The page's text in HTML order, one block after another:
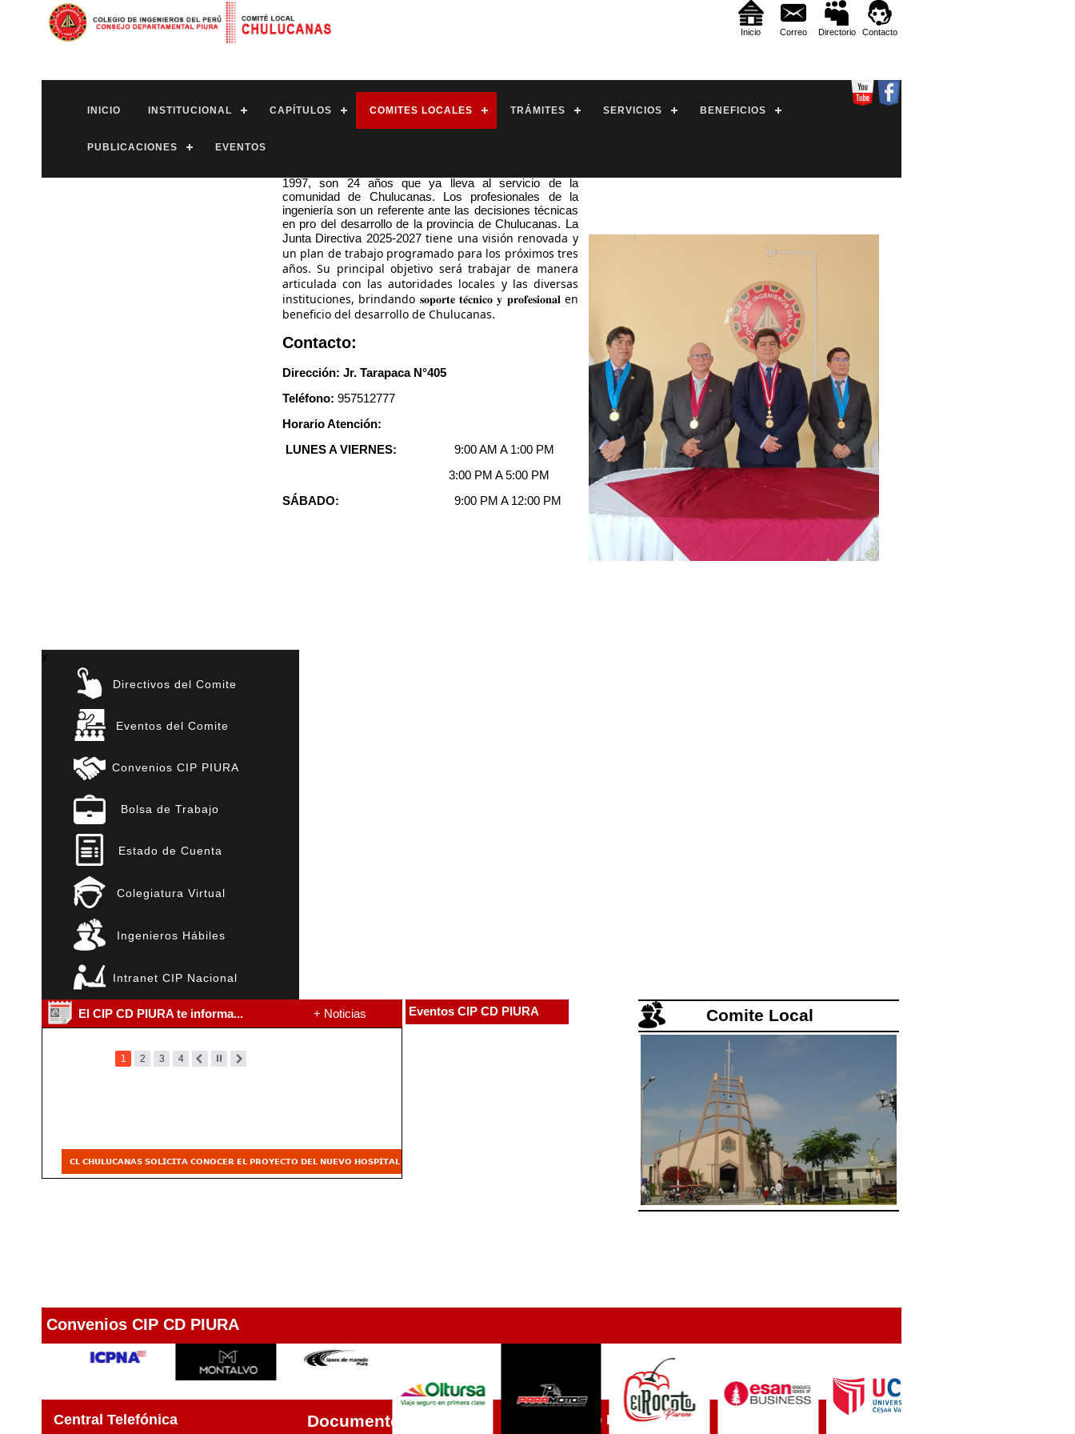
Contacto
Directorio
Correo
Inicio
INICIO INSTITUCIONAL CAPÍTULOS COMITES LOCALES TRÁMITES SERVICIOS BENEFICIOS
PUBLICACIONES EVENTOS
1997, son 24 años que ya lleva al servicio de la
comunidad de Chulucanas. Los profesionales de la
ingeniería son un referente ante las decisiones técnicas
en pro del desarrollo de la provincia de Chulucanas. La
Junta Directiva 2025-2027tiene una visión renovada y
un plan de trabajo programado para los próximos tres
años. Su principal objetivo será trabajar de manera
articulada con las autoridades locales y las diversas
instituciones, brindando 𝐬𝐨𝐩𝐨𝐫𝐭𝐞 𝐭𝐞́𝐜𝐧𝐢𝐜𝐨 𝐲 𝐩𝐫𝐨𝐟𝐞𝐬𝐢𝐨𝐧𝐚𝐥 en
beneficio del desarrollo de Chulucanas.
Contacto:
Dirección: Jr. Tarapaca N°405
Teléfono: 957512777
Horario Atención:
LUNES A VIERNES:
9:00 AM A 1:00 PM
3:00 PM A 5:00 PM
SÁBADO:
9:00 PM A 12:00 PM
x
Directivos del Comite
Eventos del Comite
Convenios CIP PIURA
Bolsa de Trabajo
Estado de Cuenta
Colegiatura Virtual
Ingenieros Hábiles
Intranet CIP Nacional
El CIP CD PIURA te informa... + Noticias Eventos CIP CD PIURA Comite Local
Convenios CIP CD PIURA
Central Telefónica Documentos Como Llegar